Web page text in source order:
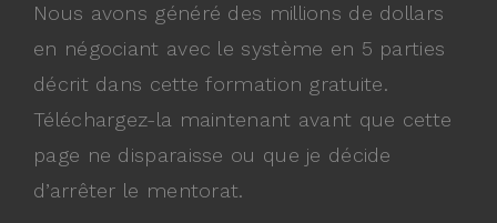
Nous avons généré des millions de dollars
en négociant avec le système en 5 parties
décrit dans cette formation gratuite.
Téléchargez-la maintenant avant que cette
page ne disparaisse ou que je décide
d’arrêter le mentorat.